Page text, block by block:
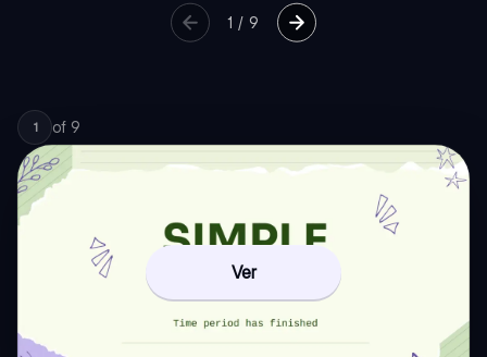
1 /9
1 of 9
Ver